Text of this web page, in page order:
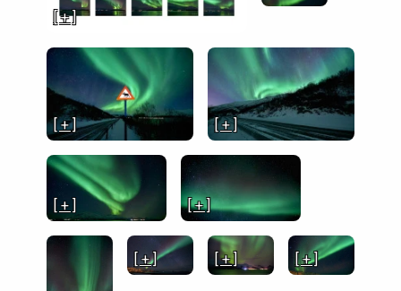
[ + ]
[ + ] [ + ]
[ + ] [ + ]
[ + ] [ + ] [ + ]